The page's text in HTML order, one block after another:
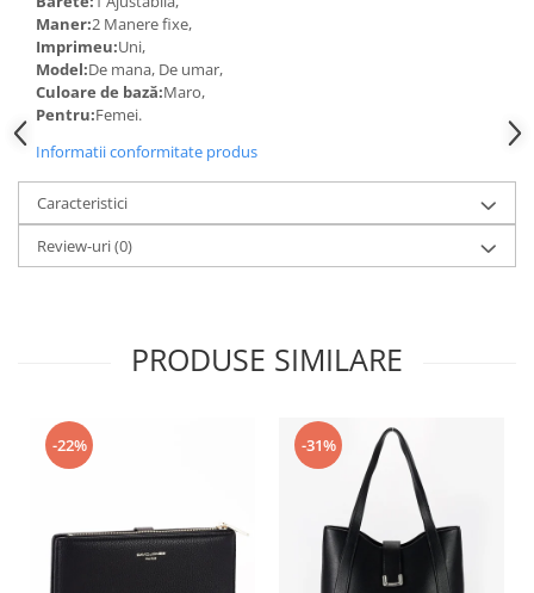
Maner:2 Manere fixe,
Imprimeu:Uni,
Model:De mana, De umar,
Culoare de bază:Maro,
Pentru:Femei.
Informatii conformitate produs
Caracteristici
Review-uri(0)
PRODUSE SIMILARE
-22% -31%